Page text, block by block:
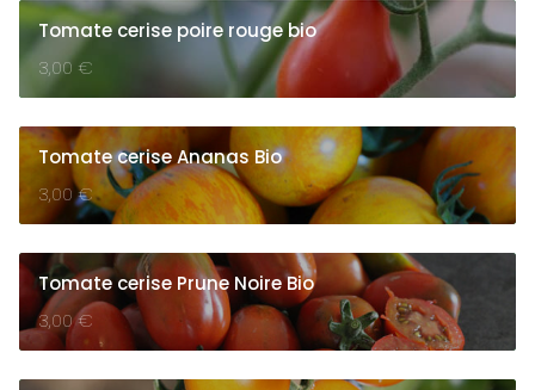
Tomate cerise poire rouge bio
3,00 €
Tomate cerise Ananas Bio
3,00€
Tomate cerise Prune Noire Bio
3,00€